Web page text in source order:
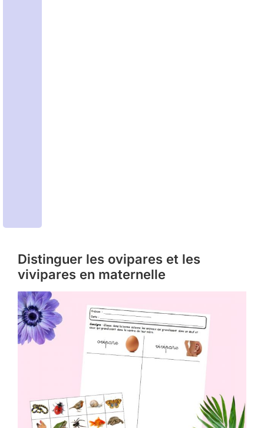
Distinguer les ovipares et les
vivipares en maternelle